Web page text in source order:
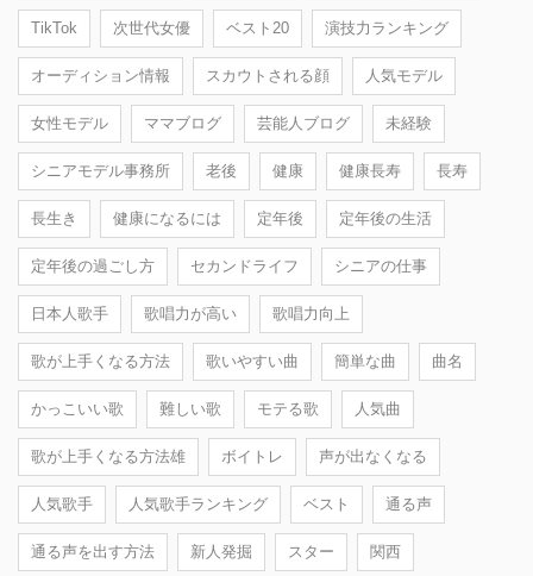
TikTok 次世代女優 ベスト20 演技力ランキング
オーディション情報 スカウトされる顔 人気モデル
女性モデル ママブログ 芸能人ブログ 未経験
シニアモデル事務所 老後 健康 健康長寿 長寿
長生き 健康になるには 定年後 定年後の生活
定年後の過ごし方 セカンドライフ シニアの仕事
日本人歌手 歌唱力が高い 歌唱力向上
歌が上手くなる方法 歌いやすい曲 簡単な曲 曲名
かっこいい歌 難しい歌 モテる歌 人気曲
歌が上手くなる方法雄 ボイトレ 声が出なくなる
人気歌手 人気歌手ランキング ベスト 通る声
通る声を出す方法 新人発掘 スター 関西